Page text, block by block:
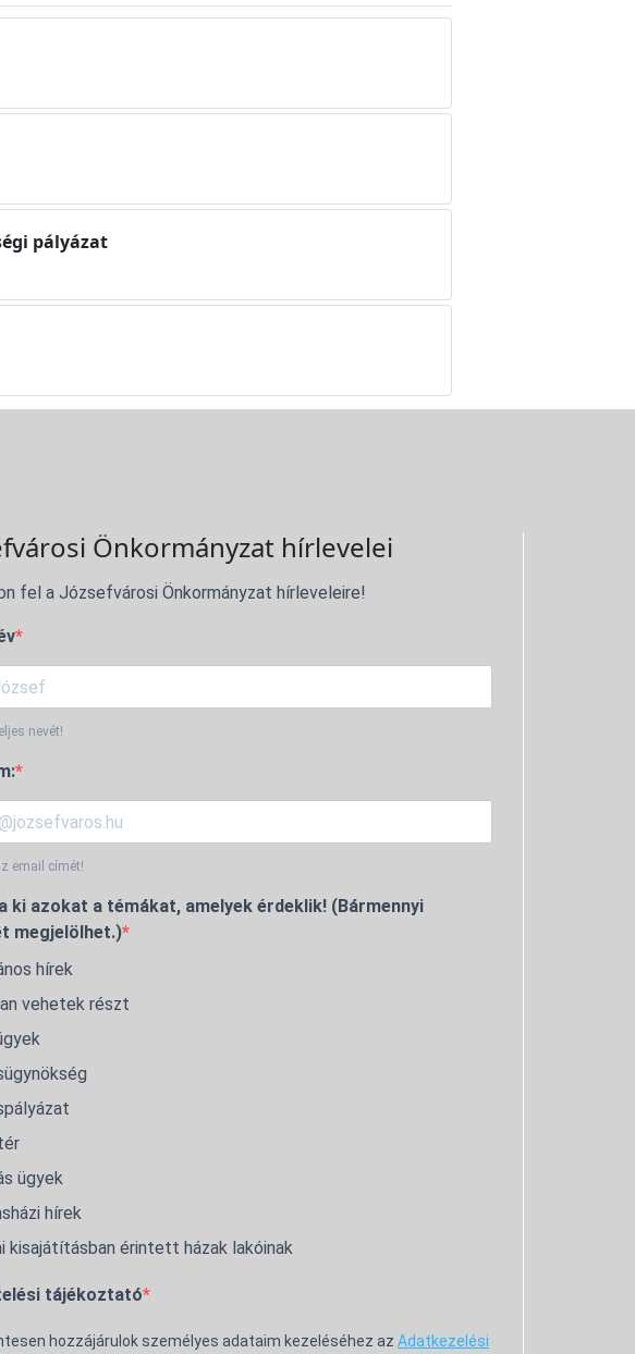
pályázat
Önkormányzat hírlevelei
fel a Józsefvárosi Önkormányzat hírleveleire!
nevét!
email címét!
ki azokat a témákat, amelyek érdeklik! (Bármennyi
megjelölhet.)
hírek
vehetek részt
ügyek
hírek
kisajátításban érintett házak lakóinak
tájékoztató
hozzájárulok személyes adataim kezeléséhez az Adatkezelési